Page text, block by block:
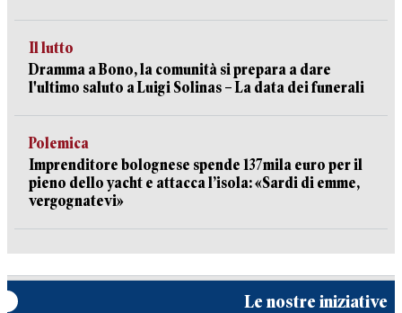
Il lutto
Dramma a Bono, la comunità si prepara a dare
l'ultimo saluto a Luigi Solinas – La data dei funerali
Polemica
Imprenditore bolognese spende 137mila euro per il
pieno dello yacht e attacca l’isola: «Sardi di emme,
vergognatevi»
Le nostre iniziative